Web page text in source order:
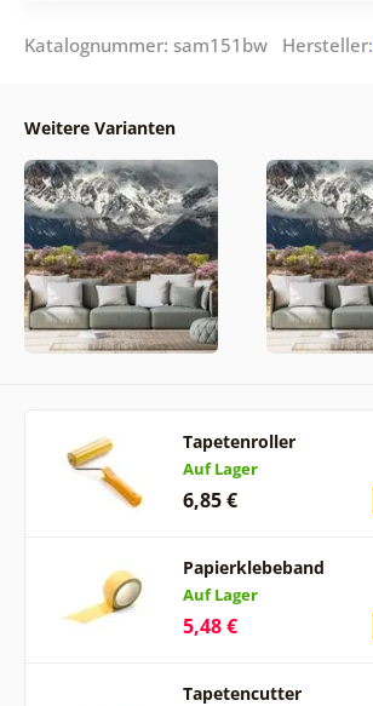
Katalognummer: sam151bw Hersteller:
Weitere Varianten
Tapetenroller
Auf Lager
6,85 €
Papierklebeband
Auf Lager
5,48 €
Tapetencutter